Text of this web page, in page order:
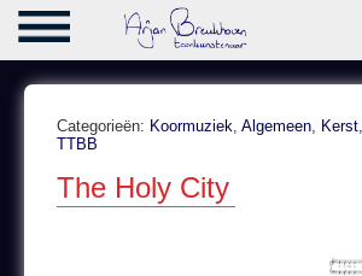
Categorieën: Koormuziek, Algemeen, Kerst,
TTBB
The Holy City